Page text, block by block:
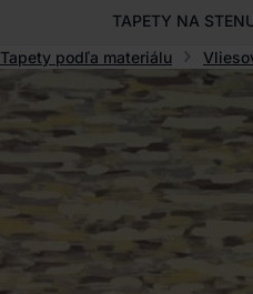
TAPETY NA
Tapety podľa materiálu